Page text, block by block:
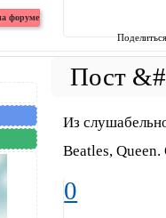
Из
Beatles, Queen.
0